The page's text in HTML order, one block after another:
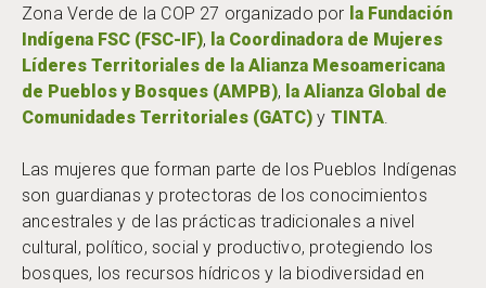
Zona Verde de la COP 27 organizado por la Fundación
Indígena FSC (FSC-IF), la Coordinadora de Mujeres
Líderes Territoriales de la Alianza Mesoamericana
de Pueblos y Bosques (AMPB), la Alianza Global de
Comunidades Territoriales (GATC) y TINTA.
Las mujeres que forman parte de los Pueblos Indígenas
son guardianas y protectoras de los conocimientos
ancestrales y de las prácticas tradicionales a nivel
cultural, político, social y productivo, protegiendo los
bosques, los recursos hídricos y la biodiversidad en